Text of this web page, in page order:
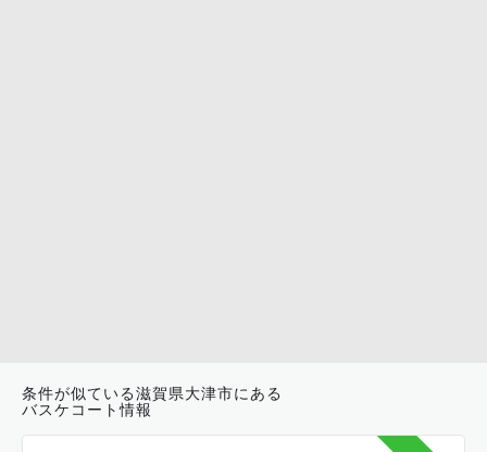
条件が似ている滋賀県大津市にある
バスケコート情報